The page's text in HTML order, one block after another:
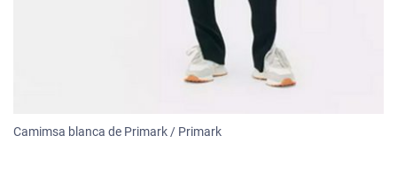
Camimsa blanca de Primark / Primark